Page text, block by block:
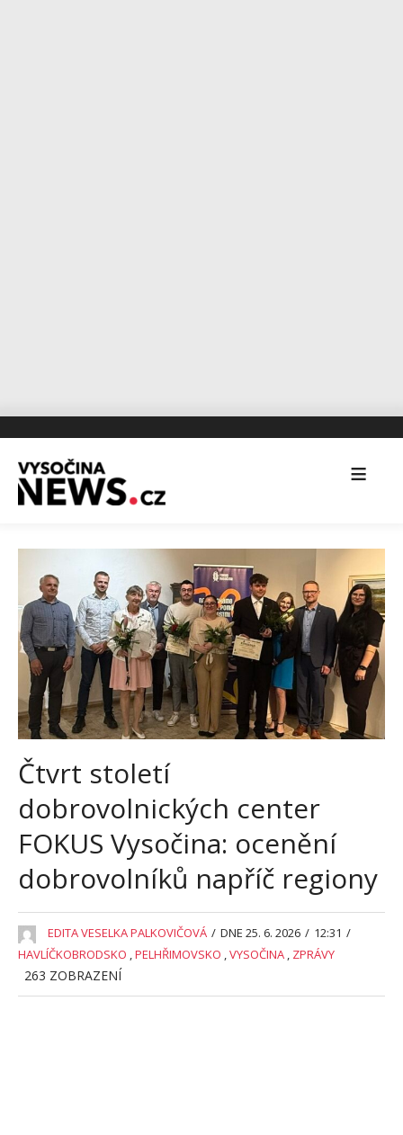
Čtvrt století
dobrovolnických center
FOKUS Vysočina: ocenění
dobrovolníků napříč regiony
EDITA VESELKA PALKOVIČOVÁ / DNE 25. 6. 2026 / 12:31 /
HAVLÍČKOBRODSKO ,PELHŘIMOVSKO ,VYSOČINA , ZPRÁVY
263 ZOBRAZENÍ